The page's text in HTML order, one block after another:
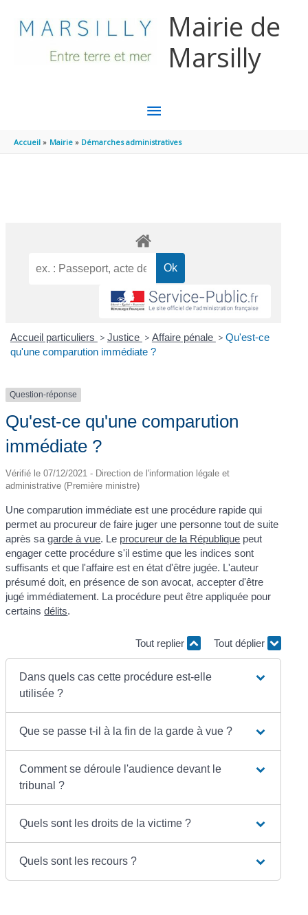
Mairie de
Marsilly
MENU
PRINCIPAL
Accueil Mairie Démarches administratives
Accueil particuliers > Justice > Affaire pénale > Qu'est-ce
qu'une comparution immédiate ?
Question-réponse
Qu'est-ce qu'une comparution
immédiate ?
Vérifié le 07/12/2021 - Direction de l'information légale et
administrative (Première ministre)
Une comparution immédiate est une procédure rapide qui
permet au procureur de faire juger une personne tout de suite
après sagarde à vue. Le procureur de la République peut
engager cette procédure s'il estime que les indices sont
suffisants et que l'affaire est en état d'être jugée. L'auteur
présumé doit, en présence de son avocat, accepter d'être
jugé immédiatement. La procédure peut être appliquée pour
certainsdélits.
Tout replier Tout déplier
Dans quels cas cette procédure est-elle
utilisée ?
Que se passe t-il à la fin de la garde à vue ?
Comment se déroule l'audience devant le
tribunal ?
Quels sont les droits de la victime ?
Quels sont les recours ?